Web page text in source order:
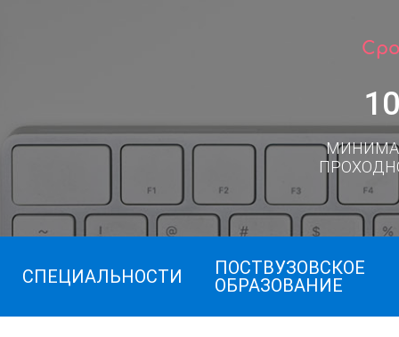
СПЕЦИАЛЬНОСТИ
ПОСТВУЗОВСКОЕ
ОБРАЗОВАНИЕ